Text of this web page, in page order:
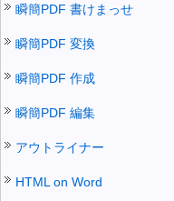
瞬簡PDF 書けまっせ
瞬簡PDF 変換
瞬簡PDF 作成
瞬簡PDF 編集
アウトライナー
HTML on Word